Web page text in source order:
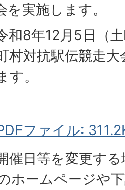
実施します。
和8年12月5日（
村対抗駅伝競走
。
ファイル:
催日等を変更す
ホームページや